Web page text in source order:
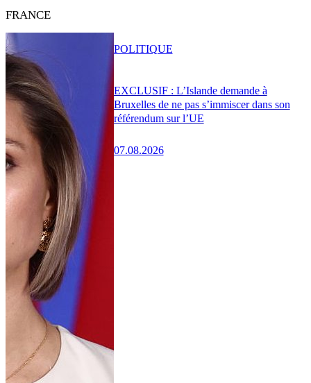
FRANCE
EXCLUSIF : L’Islande demande à
Bruxelles de ne pas s’immiscer dans son
référendum sur l’UE
07.08.2026
POLITIQUE